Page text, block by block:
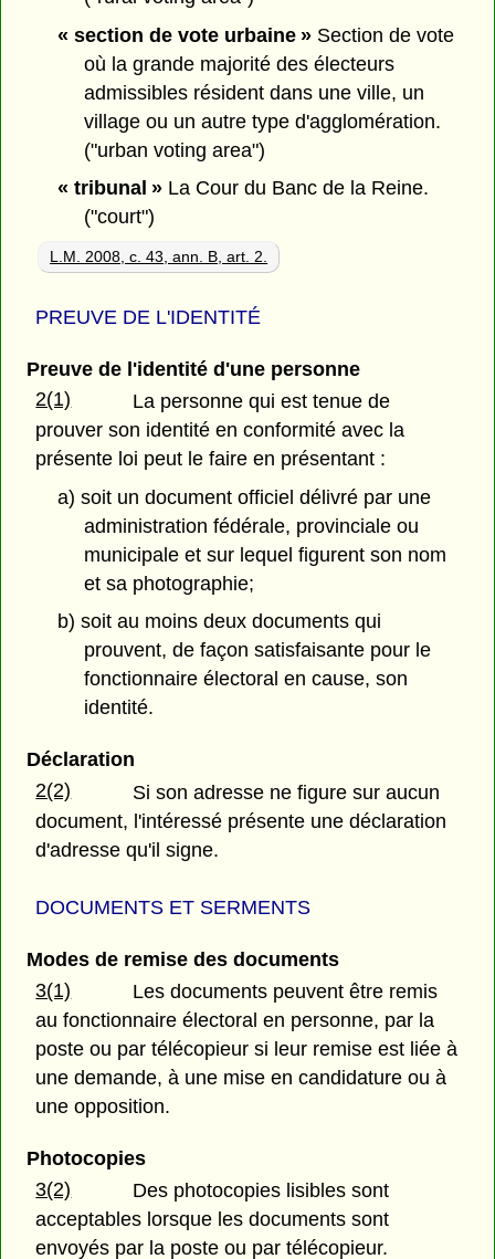
« section de vote urbaine »Section de vote
où la grande majorité des électeurs
admissibles résident dans une ville, un
village ou un autre type d'agglomération.
("urban voting area")
« tribunal »La Cour du Banc de la Reine.
("court")
L.M. 2008, c. 43, ann. B, art. 2.
PREUVE DE L'IDENTITÉ
Preuve de l'identité d'une personne
2(1)
La personne qui est tenue de
prouver son identité en conformité avec la
présente loi peut le faire en présentant :
a) soit un document officiel délivré par une
administration fédérale, provinciale ou
municipale et sur lequel figurent son nom
et sa photographie;
b) soit au moins deux documents qui
prouvent, de façon satisfaisante pour le
fonctionnaire électoral en cause, son
identité.
Déclaration
2(2)
Si son adresse ne figure sur aucun
document, l'intéressé présente une déclaration
d'adresse qu'il signe.
DOCUMENTS ET SERMENTS
Modes de remise des documents
3(1)
Les documents peuvent être remis
au fonctionnaire électoral en personne, par la
poste ou par télécopieur si leur remise est liée à
une demande, à une mise en candidature ou à
une opposition.
Photocopies
3(2)
Des photocopies lisibles sont
acceptables lorsque les documents sont
envoyés par la poste ou par télécopieur.